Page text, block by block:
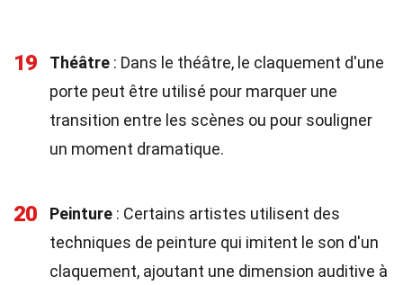
19 Théâtre : Dans le théâtre, le claquement d'une
porte peut être utilisé pour marquer une
transition entre les scènes ou pour souligner
un moment dramatique.
20 Peinture : Certains artistes utilisent des
techniques de peinture qui imitent le son d'un
claquement, ajoutant une dimension auditive à